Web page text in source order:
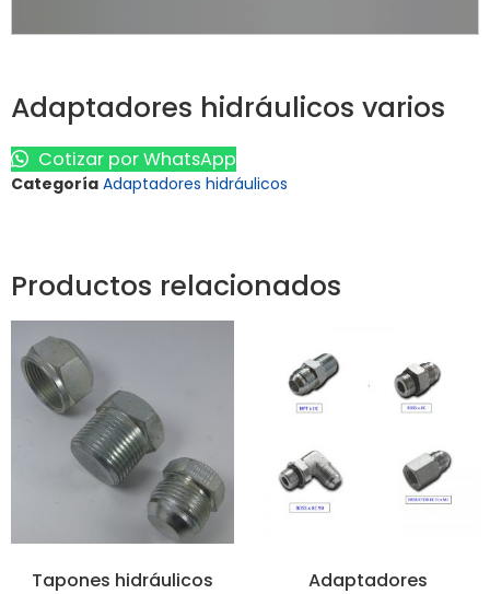
Adaptadores hidráulicos varios
Cotizar por WhatsApp
Categoría Adaptadores hidráulicos
Productos relacionados
Tapones hidráulicos Adaptadores